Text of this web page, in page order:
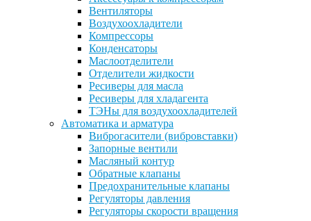
Вентиляторы
Воздухоохладители
Компрессоры
Конденсаторы
Маслоотделители
Отделители жидкости
Ресиверы для масла
Ресиверы для хладагента
ТЭНы для воздухоохладителей
Автоматика и арматура
Виброгасители (вибровставки)
Запорные вентили
Масляный контур
Обратные клапаны
Предохранительные клапаны
Регуляторы давления
Регуляторы скорости вращения